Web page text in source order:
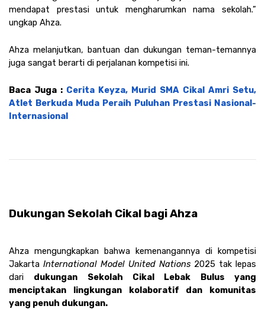
mendapat prestasi untuk mengharumkan nama sekolah.”
ungkap Ahza.
Ahza melanjutkan, bantuan dan dukungan teman-temannya
juga sangat berarti di perjalanan kompetisi ini.
Baca Juga : Cerita Keyza, Murid SMA Cikal Amri Setu,
Atlet Berkuda Muda Peraih Puluhan Prestasi Nasional-
Internasional
Dukungan Sekolah Cikal bagi Ahza
Ahza mengungkapkan bahwa kemenangannya di kompetisi
Jakarta International Model United Nations 2025 tak lepas
dari dukungan Sekolah Cikal Lebak Bulus yang
menciptakan lingkungan kolaboratif dan komunitas
yang penuh dukungan.